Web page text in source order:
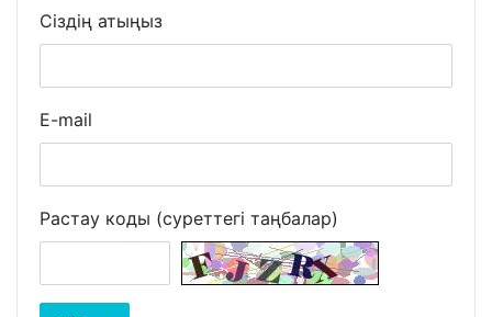
Сіздің атыңыз
E-mail
Растау коды (суреттегі таңбалар)